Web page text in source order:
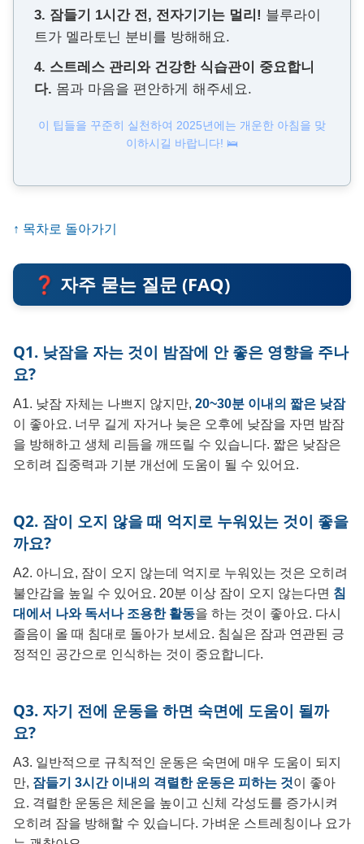
3. 잠들기 1시간 전, 전자기기는 멀리! 블루라이
트가 멜라토닌 분비를 방해해요.
4. 스트레스 관리와 건강한 식습관이 중요합니
다. 몸과 마음을 편안하게 해주세요.
이 팁들을 꾸준히 실천하여 2025년에는 개운한 아침을 맞
이하시길 바랍니다! 🛌
↑ 목차로 돌아가기
❓ 자주 묻는 질문 (FAQ)
Q1. 낮잠을 자는 것이 밤잠에 안 좋은 영향을 주나
요?
A1. 낮잠 자체는 나쁘지 않지만, 20~30분 이내의 짧은 낮잠
이 좋아요. 너무 길게 자거나 늦은 오후에 낮잠을 자면 밤잠
을 방해하고 생체 리듬을 깨뜨릴 수 있습니다. 짧은 낮잠은
오히려 집중력과 기분 개선에 도움이 될 수 있어요.
Q2. 잠이 오지 않을 때 억지로 누워있는 것이 좋을
까요?
A2. 아니요, 잠이 오지 않는데 억지로 누워있는 것은 오히려
불안감을 높일 수 있어요. 20분 이상 잠이 오지 않는다면 침
대에서 나와 독서나 조용한 활동을 하는 것이 좋아요. 다시
졸음이 올 때 침대로 돌아가 보세요. 침실은 잠과 연관된 긍
정적인 공간으로 인식하는 것이 중요합니다.
Q3. 자기 전에 운동을 하면 숙면에 도움이 될까
요?
A3. 일반적으로 규칙적인 운동은 숙면에 매우 도움이 되지
만, 잠들기 3시간 이내의 격렬한 운동은 피하는 것이 좋아
요. 격렬한 운동은 체온을 높이고 신체 각성도를 증가시켜
오히려 잠을 방해할 수 있습니다. 가벼운 스트레칭이나 요가